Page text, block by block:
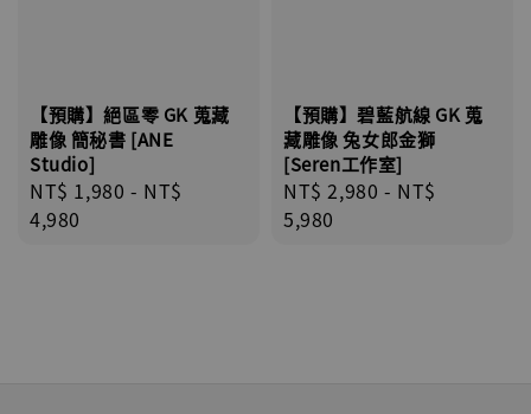
【預購】絕區零 GK 蒐藏
雕像 簡秘書 [ANE
Studio]
Regular
price
NT$ 1,980 - NT$
4,980
【預購】碧藍航線 GK 蒐
藏雕像 兔女郎金獅
[Seren工作室]
Regular
price
NT$ 2,980 - NT$
5,980